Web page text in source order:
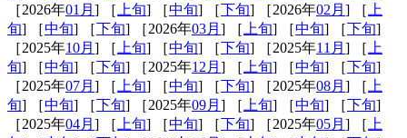
［2026年01月 ] ［上旬] ［中旬] ［ 下旬] ［2026年02月 ] ［上
旬] ［中旬] ［ 下旬] ［2026年03月 ] ［上旬] ［中旬] ［ 下旬]
［2025年10月 ] ［上旬] ［中旬] ［ 下旬] ［2025年11月 ] ［上
旬] ［中旬] ［ 下旬] ［2025年12月 ] ［上旬] ［中旬] ［ 下旬]
［2025年07月 ] ［上旬] ［中旬] ［ 下旬] ［2025年08月 ] ［上
旬] ［中旬] ［ 下旬] ［2025年09月 ] ［上旬] ［中旬] ［ 下旬]
［2025年04月 ] ［上旬] ［中旬] ［ 下旬] ［2025年05月 ] ［上